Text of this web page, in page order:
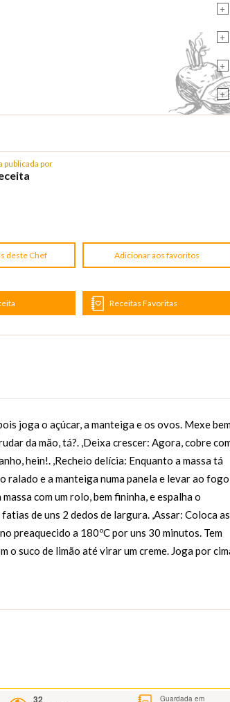
+
+
+
+
publicada por
deste Chef Adicionar aos favoritos
Receitas Favoritas
joga o açúcar, a manteiga e os ovos. Mexe
da mão, tá?. ,Deixa crescer: Agora, cobre
hein!. ,Recheio delícia: Enquanto a massa tá
ralado e a manteiga numa panela e levar ao fogo
com um rolo, bem fininha, e espalha o
de uns 2 dedos de largura. ,Assar: Coloca as
preaquecido a 180ºC por uns 30 minutos. Tem
suco de limão até virar um creme. Joga por
32 Guardada em